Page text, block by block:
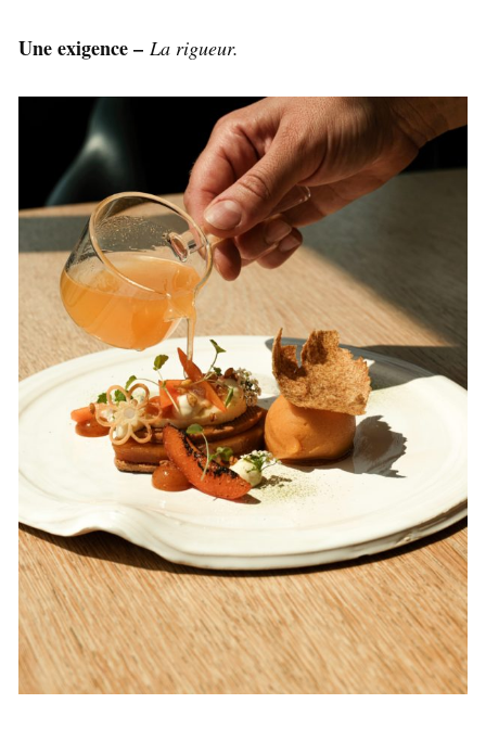
Une exigence – La rigueur.